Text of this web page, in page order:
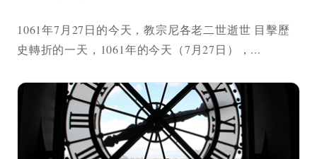
1061年7月27日的今天，教宗尼各老二世逝世 目擊歷
史轉折的一天，1061年的今天（7月27日），...